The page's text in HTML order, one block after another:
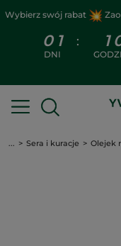
Wybierz swój rabat
0 1
DNI
: 1
... Sera i kuracje Olejek